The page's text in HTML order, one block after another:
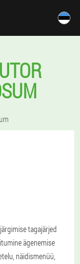
tagajärjed
ägenemise
näidismenüü,